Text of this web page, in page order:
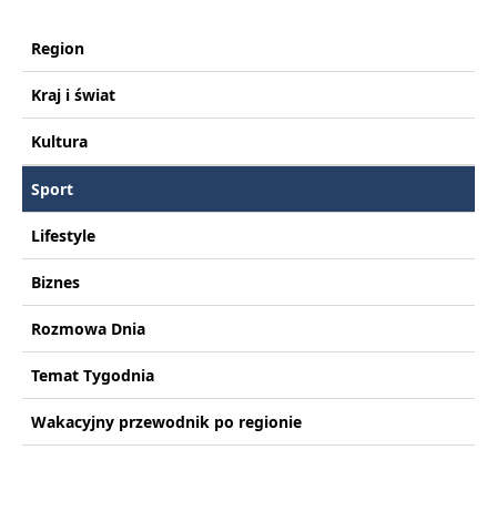
Region
Kraj i świat
Kultura
Sport
Lifestyle
Biznes
Rozmowa Dnia
Temat Tygodnia
Wakacyjny przewodnik po regionie